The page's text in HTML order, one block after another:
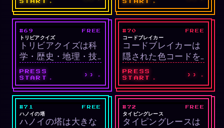
爆弾は避けるアーケ
ードゲームです。同
じ種類を素早く受け
るとコンボボーナ
ス、磁石アイテムで
一時的に自動吸収で
きます。
START
長く生き残る回避ゲ
ームです。時間が経
つほどボールが速く
なり数も増え、生存
時間がそのまま点数
になります。
START
教育/クイズ LIVE
#69 FREE
トリビアクイズ
トリビアクイズは科
学・歴史・地理・技
術・ポップカルチャ
ーの5カテゴリの4択
クイズです。15秒タ
イマー内に早く答え
るほど時間ボーナス
が加算されます。
PRESS
START
››
頭脳/論理 LIVE
#70 FREE
コードブレイカー
コードブレイカーは
隠された色コードを
限られた試行回数で
推理して当てるマス
ターマインド風ゲー
ムです。黒のフィー
ドバックは色と位置
が正解、白は色のみ
PRESS
START
››
パズル LIVE
#71 FREE
ハノイの塔
ハノイの塔は大きな
教育/スピード LIVE
#72 FREE
タイピングレース
タイピングレースは